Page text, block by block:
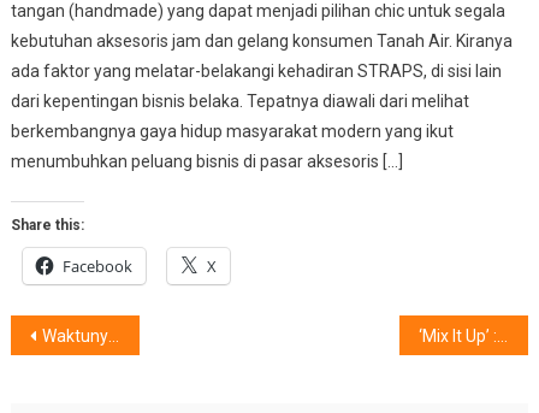
tangan (handmade) yang dapat menjadi pilihan chic untuk segala
kebutuhan aksesoris jam dan gelang konsumen Tanah Air. Kiranya
ada faktor yang melatar-belakangi kehadiran STRAPS, di sisi lain
dari kepentingan bisnis belaka. Tepatnya diawali dari melihat
berkembangnya gaya hidup masyarakat modern yang ikut
menumbuhkan peluang bisnis di pasar aksesoris […]
Share this:
Facebook X
Post
Waktunya) Gambar Anak Indonesia Mendunia